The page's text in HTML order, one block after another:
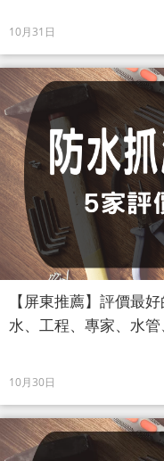
10月31日
【屏東推薦】評價最
水、工程、專家、水
10月30日